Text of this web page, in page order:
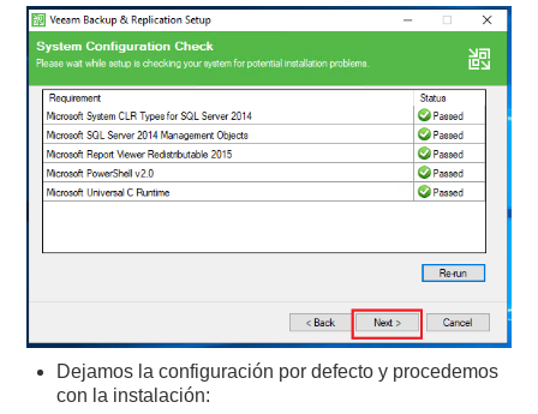
Dejamos la configuración por defecto y procedemos
con la instalación: